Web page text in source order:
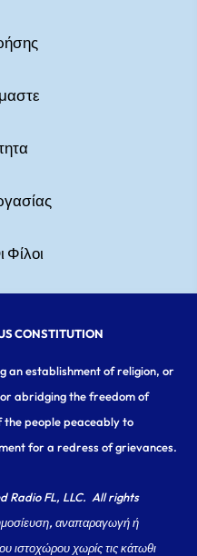
Φίλοι
CONSTITUTION
an establishment of religion, or
abridging the freedom of
people peaceably to
for a redress of grievances.
Radio FL, LLC. All rights
αναπαραγωγή ή
ιστοχώρου χωρίς τις κάτωθι